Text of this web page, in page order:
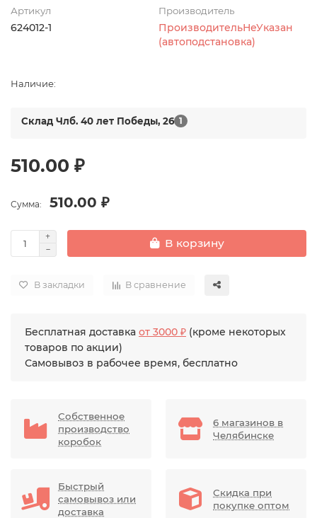
Артикул
624012-1
Производитель
ПроизводительНеУказан
(автоподстановка)
Наличие:
Склад Члб. 40 лет Победы, 26 1
510.00 ₽
Сумма: 510.00 ₽
В корзину
В закладки В сравнение
Бесплатная доставка от 3000 ₽ (кроме некоторых
товаров по акции)
Самовывоз в рабочее время, бесплатно
Собственное
производство
коробок
6 магазинов в
Челябинске
Быстрый
самовывоз или
доставка
Скидка при
покупке оптом